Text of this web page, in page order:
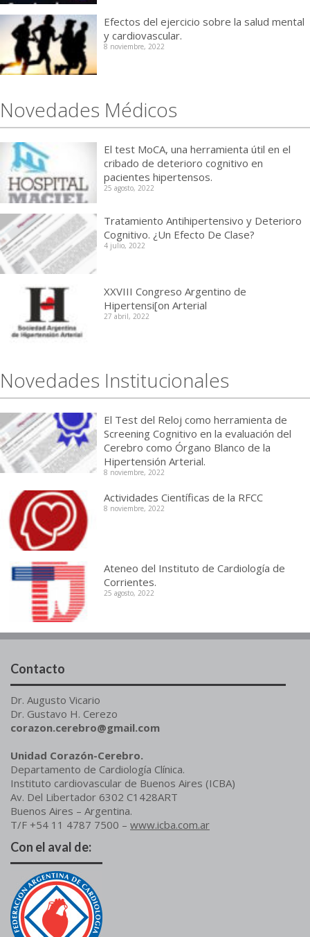
Efectos del ejercicio sobre la salud mental
y cardiovascular.
8 noviembre, 2022
Novedades Médicos
El test MoCA, una herramienta útil en el
cribado de deterioro cognitivo en
pacientes hipertensos.
25 agosto, 2022
Tratamiento Antihipertensivo y Deterioro
Cognitivo. ¿Un Efecto De Clase?
4 julio, 2022
XXVIII Congreso Argentino de
Hipertensi[on Arterial
27 abril, 2022
Novedades Institucionales
El Test del Reloj como herramienta de
Screening Cognitivo en la evaluación del
Cerebro como Órgano Blanco de la
Hipertensión Arterial.
8 noviembre, 2022
Actividades Científicas de la RFCC
8 noviembre, 2022
Ateneo del Instituto de Cardiología de
Corrientes.
25 agosto, 2022
Contacto
Dr. Augusto Vicario
Dr. Gustavo H. Cerezo
corazon.cerebro@gmail.com
Unidad Corazón-Cerebro.
Departamento de Cardiología Clínica.
Instituto cardiovascular de Buenos Aires (ICBA)
Av. Del Libertador 6302 C1428ART
Buenos Aires – Argentina.
T/F +54 11 4787 7500 – www.icba.com.ar
Con el aval de: